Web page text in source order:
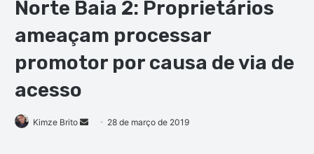
Norte Baia 2: Proprietários
ameaçam processar
promotor por causa de via de
acesso
Kimze Brito
Mande28 de março de 2019